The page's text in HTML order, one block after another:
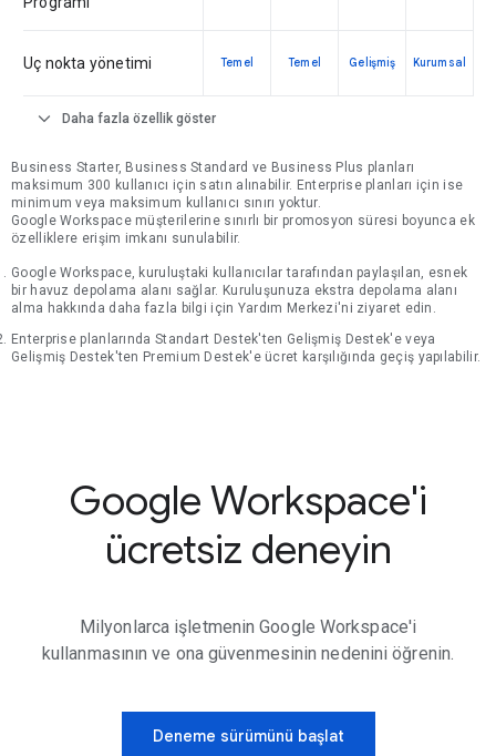
Uç nokta yönetimi Temel Temel Gelişmiş Kurumsal
expand_more Daha fazla özellik göster
Business Starter, Business Standard ve Business Plus planları
maksimum 300 kullanıcı için satın alınabilir. Enterprise planları için ise
minimum veya maksimum kullanıcı sınırı yoktur.
Google Workspace müşterilerine sınırlı bir promosyon süresi boyunca ek
özelliklere erişim imkanı sunulabilir.
Google Workspace, kuruluştaki kullanıcılar tarafından paylaşılan, esnek
bir havuz depolama alanı sağlar. Kuruluşunuza ekstra depolama alanı
alma hakkında daha fazla bilgi için Yardım Merkezi'ni ziyaret edin.
Enterprise planlarında Standart Destek'ten Gelişmiş Destek'e veya
Gelişmiş Destek'ten Premium Destek'e ücret karşılığında geçiş yapılabilir.
Google Workspace'i
ücretsiz deneyin
Milyonlarca işletmenin Google Workspace'i
kullanmasının ve ona güvenmesinin nedenini öğrenin.
Deneme sürümünü başlat